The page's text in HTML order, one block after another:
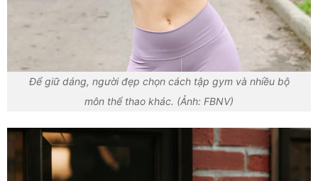
Để giữ dáng, người đẹp chọn cách tập gym và nhiều bộ
môn thể thao khác. (Ảnh: FBNV)